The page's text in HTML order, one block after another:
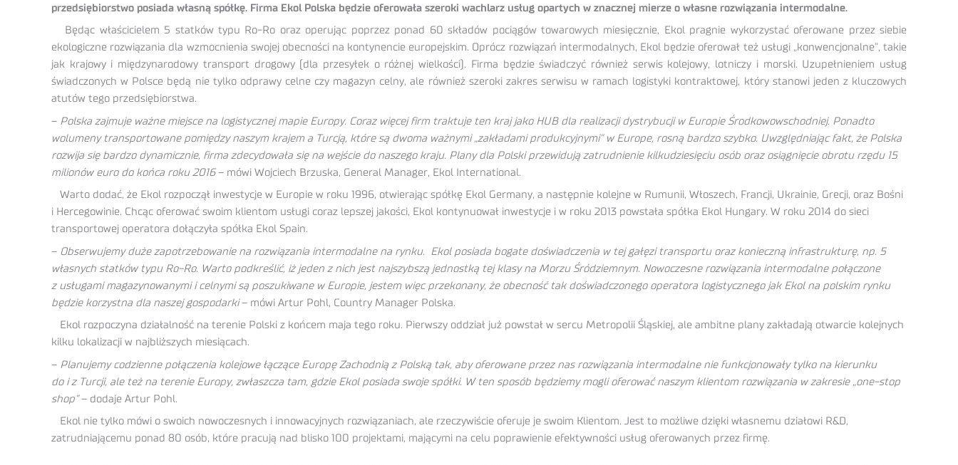
przedsiębiorstwo posiada własną spółkę. Firma Ekol Polska będzie oferowała szeroki wachlarz usług opartych w znacznej mierze o własne rozwiązania intermodalne.
Będąc właścicielem 5 statków typu Ro-Ro oraz operując poprzez ponad 60 składów pociągów towarowych miesięcznie, Ekol pragnie wykorzystać oferowane przez siebie
ekologiczne rozwiązania dla wzmocnienia swojej obecności na kontynencie europejskim. Oprócz rozwiązań intermodalnych, Ekol będzie oferował też usługi „konwencjonalne”, takie
jak krajowy i międzynarodowy transport drogowy (dla przesyłek o różnej wielkości). Firma będzie świadczyć również serwis kolejowy, lotniczy i morski. Uzupełnieniem usług
świadczonych w Polsce będą nie tylko odprawy celne czy magazyn celny, ale również szeroki zakres serwisu w ramach logistyki kontraktowej, który stanowi jeden z kluczowych
atutów tego przedsiębiorstwa.
– Polska zajmuje ważne miejsce na logistycznej mapie Europy. Coraz więcej firm traktuje ten kraj jako HUB dla realizacji dystrybucji w Europie Środkowowschodniej. Ponadto
wolumeny transportowane pomiędzy naszym krajem a Turcją, które są dwoma ważnymi „zakładami produkcyjnymi” w Europe, rosną bardzo szybko. Uwzględniając fakt, że Polska
rozwija się bardzo dynamicznie, firma zdecydowała się na wejście do naszego kraju. Plany dla Polski przewidują zatrudnienie kilkudziesięciu osób oraz osiągnięcie obrotu rzędu 15
milionów euro do końca roku 2016– mówi Wojciech Brzuska, General Manager, Ekol International.
Warto dodać, że Ekol rozpoczął inwestycje w Europie w roku 1996, otwierając spółkę Ekol Germany, a następnie kolejne w Rumunii, Włoszech, Francji, Ukrainie, Grecji, oraz Bośni
i Hercegowinie. Chcąc oferować swoim klientom usługi coraz lepszej jakości, Ekol kontynuował inwestycje i w roku 2013 powstała spółka Ekol Hungary. W roku 2014 do sieci
transportowej operatora dołączyła spółka Ekol Spain.
– Obserwujemy duże zapotrzebowanie na rozwiązania intermodalne na rynku. Ekol posiada bogate doświadczenia w tej gałęzi transportu oraz konieczną infrastrukturę, np. 5
własnych statków typu Ro-Ro. Warto podkreślić, iż jeden z nich jest najszybszą jednostką tej klasy na Morzu Śródziemnym. Nowoczesne rozwiązania intermodalne połączone
z usługami magazynowanymi i celnymi są poszukiwane w Europie, jestem więc przekonany, że obecność tak doświadczonego operatora logistycznego jak Ekol na polskim rynku
będzie korzystna dla naszej gospodarki– mówi Artur Pohl, Country Manager Polska.
Ekol rozpoczyna działalność na terenie Polski z końcem maja tego roku. Pierwszy oddział już powstał w sercu Metropolii Śląskiej, ale ambitne plany zakładają otwarcie kolejnych
kilku lokalizacji w najbliższych miesiącach.
– Planujemy codzienne połączenia kolejowe łączące Europę Zachodnią z Polską tak, aby oferowane przez nas rozwiązania intermodalne nie funkcjonowały tylko na kierunku
do i z Turcji, ale też na terenie Europy, zwłaszcza tam, gdzie Ekol posiada swoje spółki. W ten sposób będziemy mogli oferować naszym klientom rozwiązania w zakresie „one-stop
shop”– dodaje Artur Pohl.
Ekol nie tylko mówi o swoich nowoczesnych i innowacyjnych rozwiązaniach, ale rzeczywiście oferuje je swoim Klientom. Jest to możliwe dzięki własnemu działowi R&D,
zatrudniającemu ponad 80 osób, które pracują nad blisko 100 projektami, mającymi na celu poprawienie efektywności usług oferowanych przez firmę.